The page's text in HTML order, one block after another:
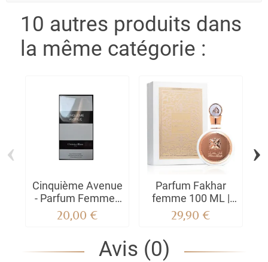
10 autres produits dans
la même catégorie :
Cinquième Avenue
- Parfum Femme -
Christian Blanc
20,00 €
Parfum Fakhar
femme 100 ML |
l'authentique by
Lattafa
29,90 €
‹ ›
Avis (0)